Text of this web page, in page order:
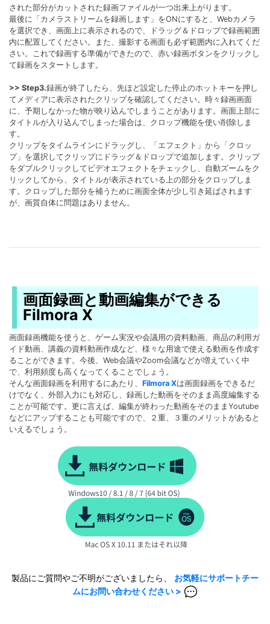
された部分がカットされた録画ファイルが一つ出来上がります。
最後に「カメラストリームを録画します」をONにすると、Webカメラ
を選択でき、画面上に表示されるので、ドラッグ＆ドロップで録画範囲
内に配置してください。また、撮影する画面も必ず範囲内に入れてくだ
さい。これで録画する準備ができたので、赤い録画ボタンをクリックし
て録画をスタートします。
>> Step3.録画が終了したら、先ほど設定した停止のホットキーを押し
てメディアに表示されたクリップを確認してください。時々録画画面
に、予期しなかった物が映り込んでしまうことがあります。画面上部に
タイトルが入り込んでしまった場合は、クロップ機能を使い削除しま
す。
クリップをタイムラインにドラッグし、「エフェクト」から「クロッ
プ」を選択してクリップにドラッグ＆ドロップで追加します。クリップ
をダブルクリックしてビデオエフェクトをチェックし、自動ズームをク
リックしてから、タイトルが表示されている上の部分をクロップしま
す。クロップした部分を補うために画面全体が少し引き延ばされます
が、画質自体に問題はありません。
画面録画と動画編集ができる
Filmora X
画面録画機能を使うと、ゲーム実況や会議用の資料動画、商品の利用ガ
イド動画、講義の資料動画作成など、様々な用途で使える動画を作成す
ることができます。今後、Web会議やZoom会議などが増えていく中
で、利用頻度も高くなってくることでしょう。
そんな画面録画を利用するにあたり、 Filmora Xは画面録画をできるだ
けでなく、外部入力にも対応し、録画した動画をそのまま高度編集する
ことが可能です。更に言えば、編集が終わった動画をそのままYoutube
などにアップすることも可能ですので、２重、３重のメリットがあると
いえるでしょう。
製品にご質問やご不明がございましたら、 お気軽にサポートチー
ムにお問い合わせください >